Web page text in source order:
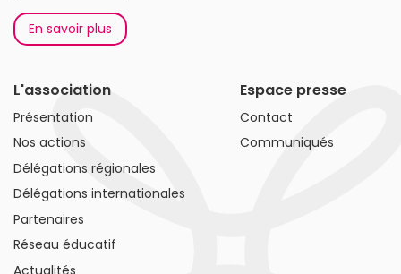
En savoir plus
L'association
Présentation
Nos actions
Délégations régionales
Délégations internationales
Partenaires
Réseau éducatif
Actualités
Espace presse
Contact
Communiqués